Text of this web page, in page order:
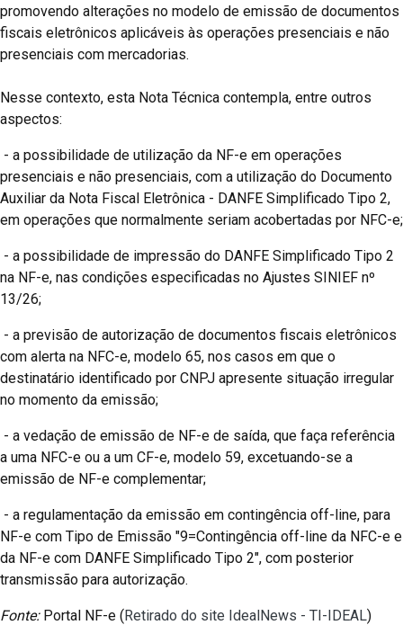
promovendo alterações no modelo de emissão de documentos
fiscais eletrônicos aplicáveis às operações presenciais e não
presenciais com mercadorias.
Nesse contexto, esta Nota Técnica contempla, entre outros
aspectos:
- a possibilidade de utilização da NF-e em operações
presenciais e não presenciais, com a utilização do Documento
Auxiliar da Nota Fiscal Eletrônica - DANFE Simplificado Tipo 2,
em operações que normalmente seriam acobertadas por NFC-e;
- a possibilidade de impressão do DANFE Simplificado Tipo 2
na NF-e, nas condições especificadas no Ajustes SINIEF nº
13/26;
- a previsão de autorização de documentos fiscais eletrônicos
com alerta na NFC-e, modelo 65, nos casos em que o
destinatário identificado por CNPJ apresente situação irregular
no momento da emissão;
- a vedação de emissão de NF-e de saída, que faça referência
a uma NFC-e ou a um CF-e, modelo 59, excetuando-se a
emissão de NF-e complementar;
- a regulamentação da emissão em contingência off-line, para
NF-e com Tipo de Emissão "9=Contingência off-line da NFC-e e
da NF-e com DANFE Simplificado Tipo 2", com posterior
transmissão para autorização.
Fonte:Portal NF-e (Retirado do site IdealNews - TI-IDEAL)